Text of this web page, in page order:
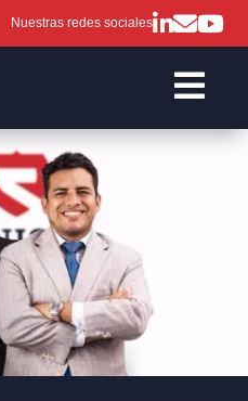
Nuestras redes sociales
